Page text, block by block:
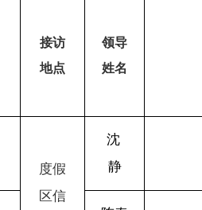
接访
地点
领导
姓名
度假
区信
沈
静